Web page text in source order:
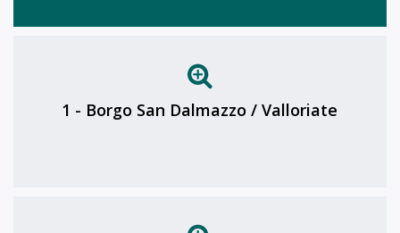
1 - Borgo San Dalmazzo / Valloriate